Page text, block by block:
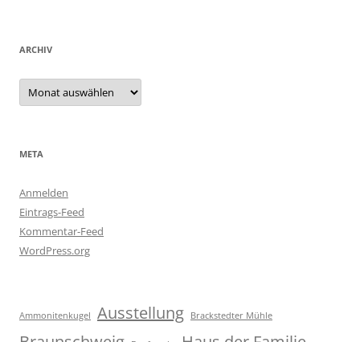
ARCHIV
Archiv
META
Anmelden
Eintrags-Feed
Kommentar-Feed
WordPress.org
Ammonitenkugel Ausstellung Brackstedter Mühle